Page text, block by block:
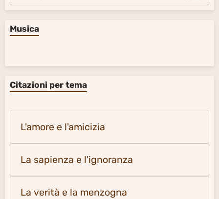
Musica
Citazioni per tema
L'amore e l'amicizia
La sapienza e l'ignoranza
La verità e la menzogna